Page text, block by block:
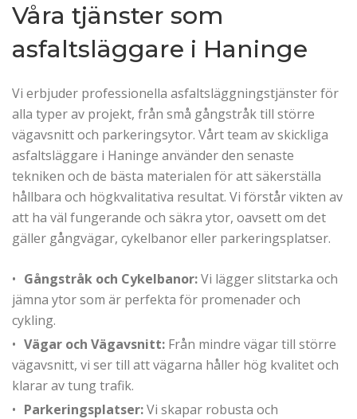
Våra tjänster som
asfaltsläggare i Haninge
Vi erbjuder professionella asfaltsläggningstjänster för
alla typer av projekt, från små gångstråk till större
vägavsnitt och parkeringsytor. Vårt team av skickliga
asfaltsläggare i Haninge använder den senaste
tekniken och de bästa materialen för att säkerställa
hållbara och högkvalitativa resultat. Vi förstår vikten av
att ha väl fungerande och säkra ytor, oavsett om det
gäller gångvägar, cykelbanor eller parkeringsplatser.
Gångstråk och Cykelbanor:Vi lägger slitstarka och
jämna ytor som är perfekta för promenader och
cykling.
Vägar och Vägavsnitt: Från mindre vägar till större
vägavsnitt, vi ser till att vägarna håller hög kvalitet och
klarar av tung trafik.
Parkeringsplatser:Vi skapar robusta och